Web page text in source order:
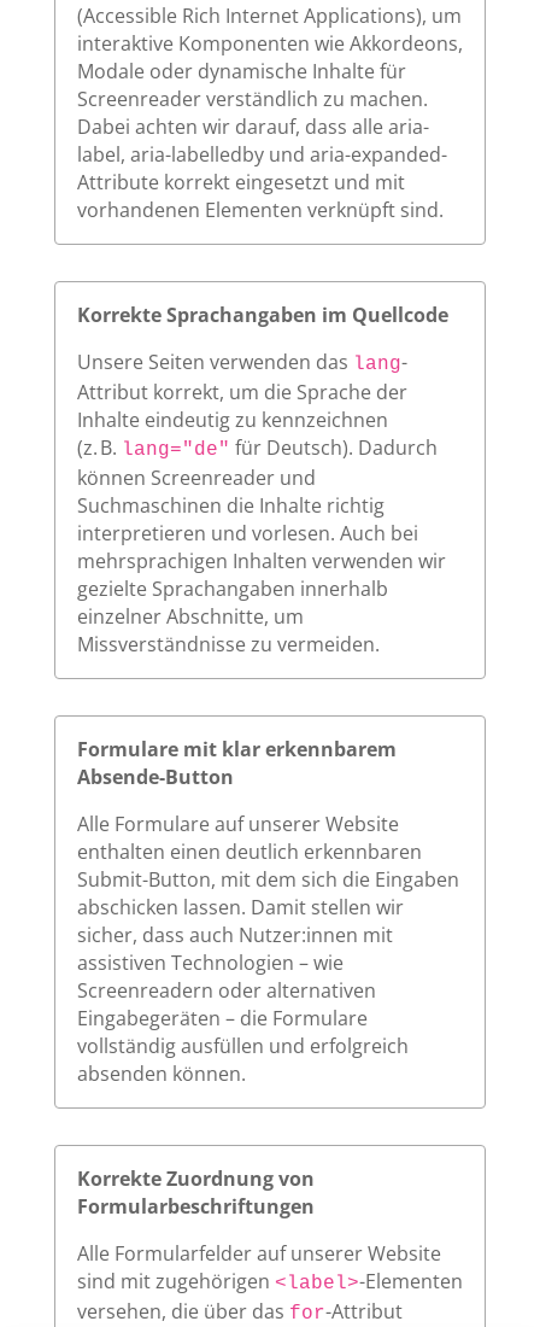
(Accessible Rich Internet Applications), um
interaktive Komponenten wie Akkordeons,
Modale oder dynamische Inhalte für
Screenreader verständlich zu machen.
Dabei achten wir darauf, dass alle aria-
label, aria-labelledby und aria-expanded-
Attribute korrekt eingesetzt und mit
vorhandenen Elementen verknüpft sind.
Korrekte Sprachangaben im Quellcode
Unsere Seiten verwenden das lang-
Attribut korrekt, um die Sprache der
Inhalte eindeutig zu kennzeichnen
(z. B. lang="de" für Deutsch). Dadurch
können Screenreader und
Suchmaschinen die Inhalte richtig
interpretieren und vorlesen. Auch bei
mehrsprachigen Inhalten verwenden wir
gezielte Sprachangaben innerhalb
einzelner Abschnitte, um
Missverständnisse zu vermeiden.
Formulare mit klar erkennbarem
Absende-Button
Alle Formulare auf unserer Website
enthalten einen deutlich erkennbaren
Submit-Button, mit dem sich die Eingaben
abschicken lassen. Damit stellen wir
sicher, dass auch Nutzer:innen mit
assistiven Technologien – wie
Screenreadern oder alternativen
Eingabegeräten – die Formulare
vollständig ausfüllen und erfolgreich
absenden können.
Korrekte Zuordnung von
Formularbeschriftungen
Alle Formularfelder auf unserer Website
sind mit zugehörigen <label>-Elementen
versehen, die über das for-Attribut